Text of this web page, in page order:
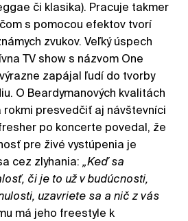
či klasika). Pracuje takmer
s pomocou efektov tvorí
zvukov. Veľký úspech
TV show s názvom One
zapájal ľudí do tvorby
O Beardymanových kvalitách
rokmi presvedčiť aj návštevníci
po koncerte povedal, že
pre živé vystúpenia je
cez zlyhania: „Keď sa
či je to už v budúcnosti,
uzavriete sa a nič z vás
má jeho freestyle k